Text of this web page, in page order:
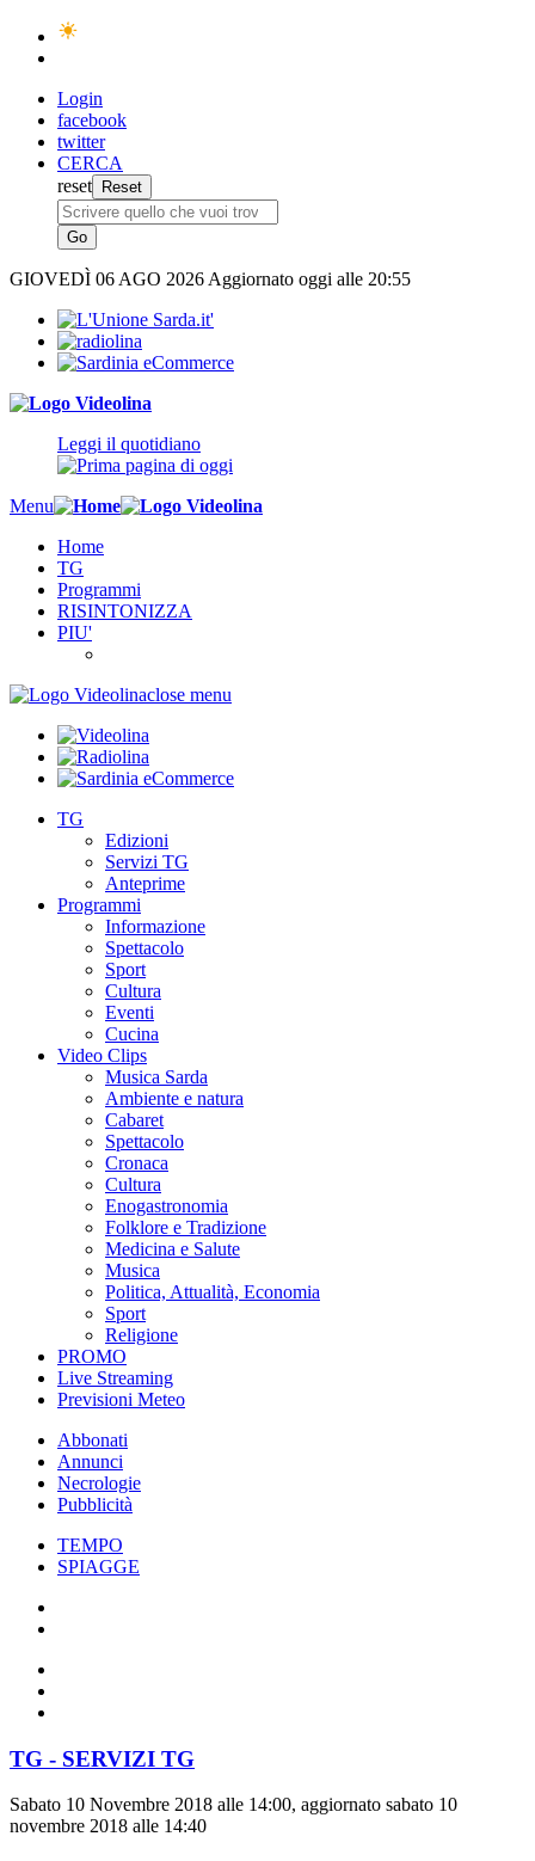
Login
facebook
twitter
CERCA
reset
GIOVEDÌ 06 AGO 2026 Aggiornato oggi alle 20:55
Leggi il quotidiano
Menu
Home
TG
Programmi
RISINTONIZZA
PIU'
close menu
TG
Edizioni
Servizi TG
Anteprime
Programmi
Informazione
Spettacolo
Sport
Cultura
Eventi
Cucina
Video Clips
Musica Sarda
Ambiente e natura
Cabaret
Spettacolo
Cronaca
Cultura
Enogastronomia
Folklore e Tradizione
Medicina e Salute
Musica
Politica, Attualità, Economia
Sport
Religione
PROMO
Live Streaming
Previsioni Meteo
Abbonati
Annunci
Necrologie
Pubblicità
TEMPO
SPIAGGE
TG - SERVIZI TG
Sabato 10 Novembre 2018 alle 14:00, aggiornato sabato 10
novembre 2018 alle 14:40